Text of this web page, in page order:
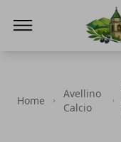
Home
Avellino
Calcio